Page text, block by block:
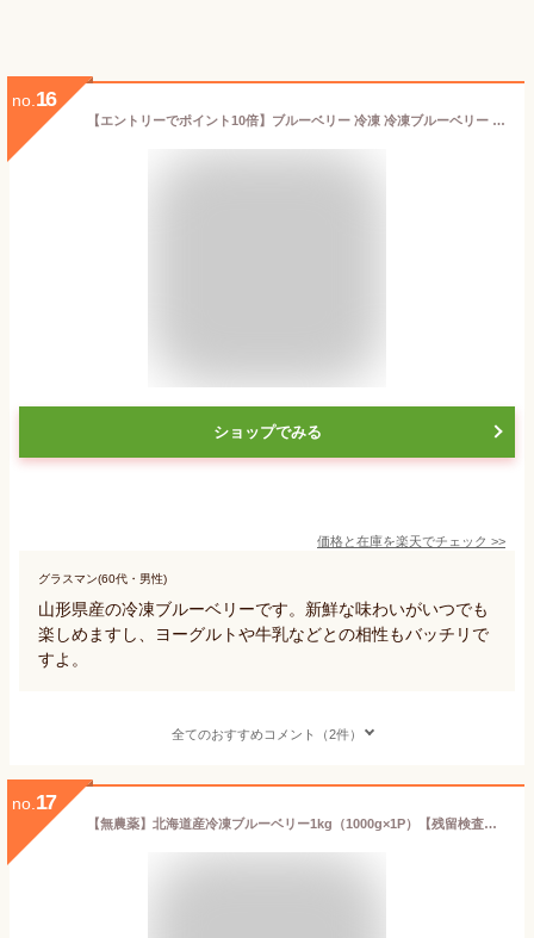
no. 16
【エントリーでポイント10倍】ブルーベリー 冷凍 冷凍ブルーベリー 約1kg ベリー 冷凍果実 フルーツ 果物 くだもの 送料無料
ショップでみる
価格と在庫を楽天でチェック >>
グラスマン(60代・男性)
山形県産の冷凍ブルーベリーです。新鮮な味わいがいつでも
楽しめますし、ヨーグルトや牛乳などとの相性もバッチリで
すよ。
全てのおすすめコメント（2件）
no. 17
【無農薬】北海道産冷凍ブルーベリー1kg（1000g×1P）【残留検査済み】2023年収穫